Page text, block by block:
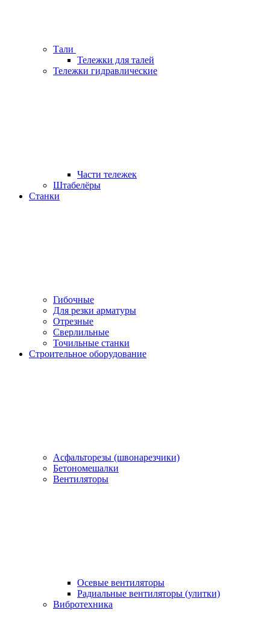
Тали
Тележки для талей
Тележки гидравлические
Части тележек
Штабелёры
Станки
Гибочные
Для резки арматуры
Отрезные
Сверлильные
Точильные станки
Строительное оборудование
Асфальторезы (швонарезчики)
Бетономешалки
Вентиляторы
Осевые вентиляторы
Радиальные вентиляторы (улитки)
Вибротехника